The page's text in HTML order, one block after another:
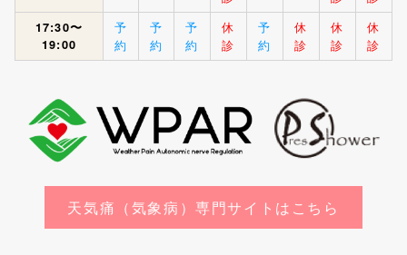
17:30〜
19:00
予
約
予
約
予
約
休
診
予
約
休
診
休
診
休
診
天気痛（気象病）専門サイトはこちら